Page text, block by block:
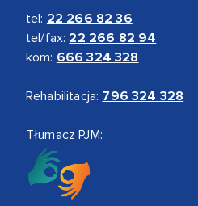
tel: 22 266 82 36
tel/fax: 22 266 82 94
kom: 666 324 328
Rehabilitacja: 796 324 328
Tłumacz PJM: